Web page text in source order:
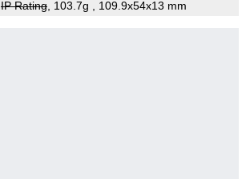
IP Rating, 103.7g , 109.9x54x13 mm